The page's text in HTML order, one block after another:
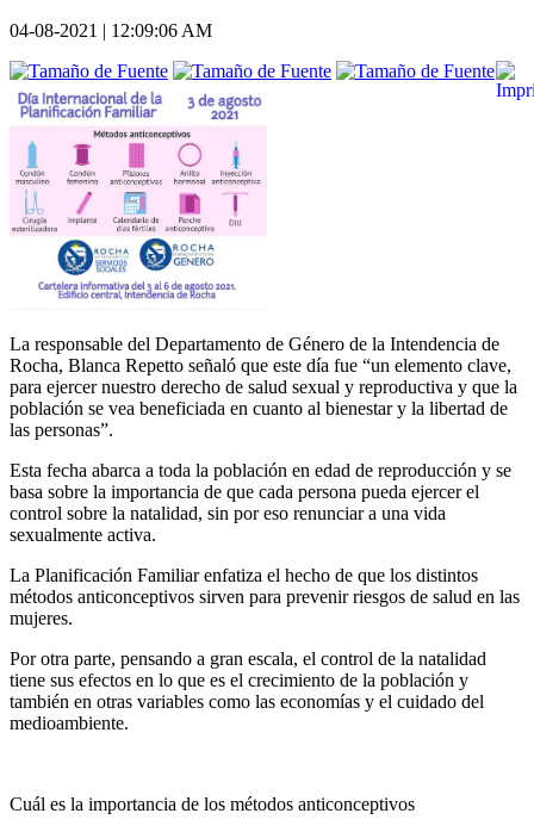
04-08-2021 | 12:09:06 AM
La responsable del Departamento de Género de la Intendencia de
Rocha, Blanca Repetto señaló que este día fue “un elemento clave,
para ejercer nuestro derecho de salud sexual y reproductiva y que la
población se vea beneficiada en cuanto al bienestar y la libertad de
las personas”.
Esta fecha abarca a toda la población en edad de reproducción y se
basa sobre la importancia de que cada persona pueda ejercer el
control sobre la natalidad, sin por eso renunciar a una vida
sexualmente activa.
La Planificación Familiar enfatiza el hecho de que los distintos
métodos anticonceptivos sirven para prevenir riesgos de salud en las
mujeres.
Por otra parte, pensando a gran escala, el control de la natalidad
tiene sus efectos en lo que es el crecimiento de la población y
también en otras variables como las economías y el cuidado del
medioambiente.
Cuál es la importancia de los métodos anticonceptivos